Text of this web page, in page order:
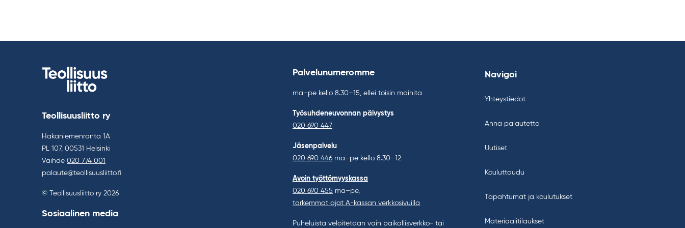
Teollisuusliitto ry
Hakaniemenranta 1A
PL 107, 00531 Helsinki
Vaihde 020 774 001
palaute@teollisuusliitto.fi
© Teollisuusliitto ry 2026
Sosiaalinen media
Palvelunumeromme
ma–pe kello 8.30–15, ellei toisin mainita
Työsuhdeneuvonnan päivystys
020 690 447
Jäsenpalvelu
020 690 446 ma–pe kello 8.30–12
Avoin työttömyyskassa
020 690 455 ma–pe,
tarkemmat ajat A-kassan verkkosivuilla
Puheluista veloitetaan vain paikallisverkko- tai
Navigoi
Yhteystiedot
Anna palautetta
Uutiset
Kouluttaudu
Tapahtumat ja koulutukset
Materiaalitilaukset